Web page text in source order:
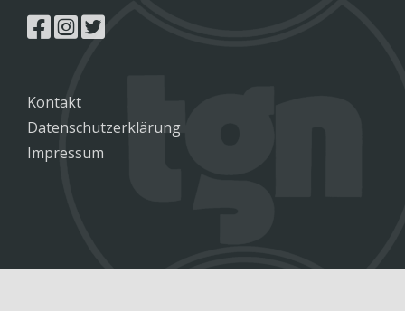
Kontakt
Datenschutzerklärung
Impressum